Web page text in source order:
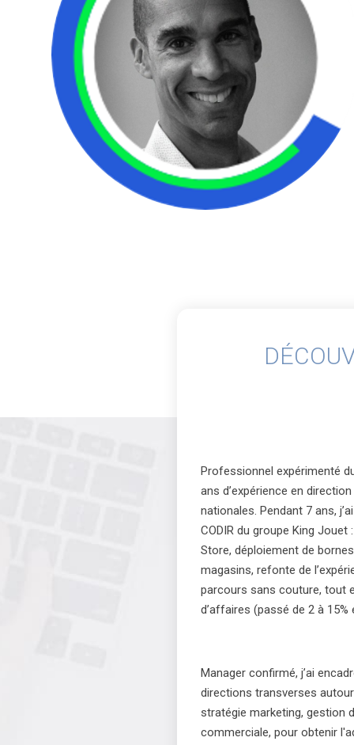
Professionnel expérimenté
ans d’expérience en
nationales. Pendant 7 ans,
CODIR du groupe King
Store, déploiement de
magasins, refonte de
parcours sans couture, tout
d’affaires (passé de 2 à 15%
Manager confirmé, j’ai
directions transverses
stratégie marketing, gestion
commerciale, pour obtenir